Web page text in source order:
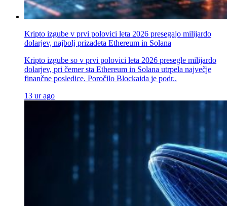
Kripto izgube v prvi polovici leta 2026 presegajo milijardo
dolarjev, najbolj prizadeta Ethereum in Solana
Kripto izgube so v prvi polovici leta 2026 presegle milijardo
dolarjev, pri čemer sta Ethereum in Solana utrpela največje
finančne posledice. Poročilo Blockaida je podr..
13 ur ago